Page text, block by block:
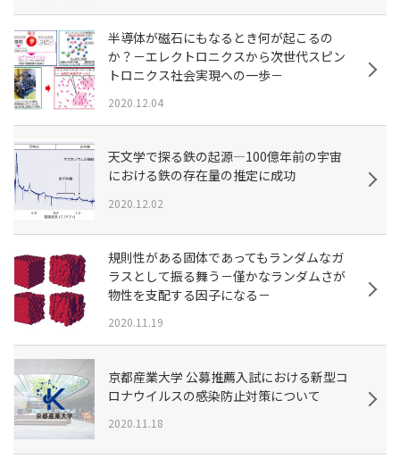
半導体が磁石にもなるとき何が起こるの
か？－エレクトロニクスから次世代スピン
トロニクス社会実現への一歩－
2020.12.04
天文学で探る鉄の起源—100億年前の宇宙
における鉄の存在量の推定に成功
2020.12.02
規則性がある固体であってもランダムなガ
ラスとして振る舞う－僅かなランダムさが
物性を支配する因子になる－
2020.11.19
京都産業大学 公募推薦入試における新型コ
ロナウイルスの感染防止対策について
2020.11.18